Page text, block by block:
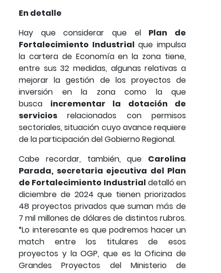
En detalle
Hay que considerar que el Plan de
Fortalecimiento Industrial que impulsa
la cartera de Economía en la zona tiene,
entre sus 32 medidas, algunas relativas a
mejorar la gestión de los proyectos de
inversión en la zona como la que
busca incrementar la dotación de
servicios relacionados con permisos
sectoriales, situación cuyo avance requiere
de la participación del Gobierno Regional.
Cabe recordar, también, que Carolina
Parada, secretaria ejecutiva del Plan
de Fortalecimiento Industrial detalló en
diciembre de 2024 que tienen priorizados
48 proyectos privados que suman más de
7 mil millones de dólares de distintos rubros.
“Lo interesante es que podremos hacer un
match entre los titulares de esos
proyectos y la OGP, que es la Oficina de
Grandes Proyectos del Ministerio de